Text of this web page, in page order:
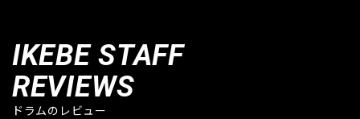
IKEBE STAFF
REVIEWS
ドラムのレビュー